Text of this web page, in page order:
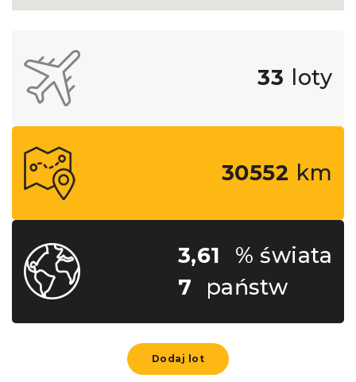
33 loty
30552 km
3,61
% świata
7
państw
Dodaj lot